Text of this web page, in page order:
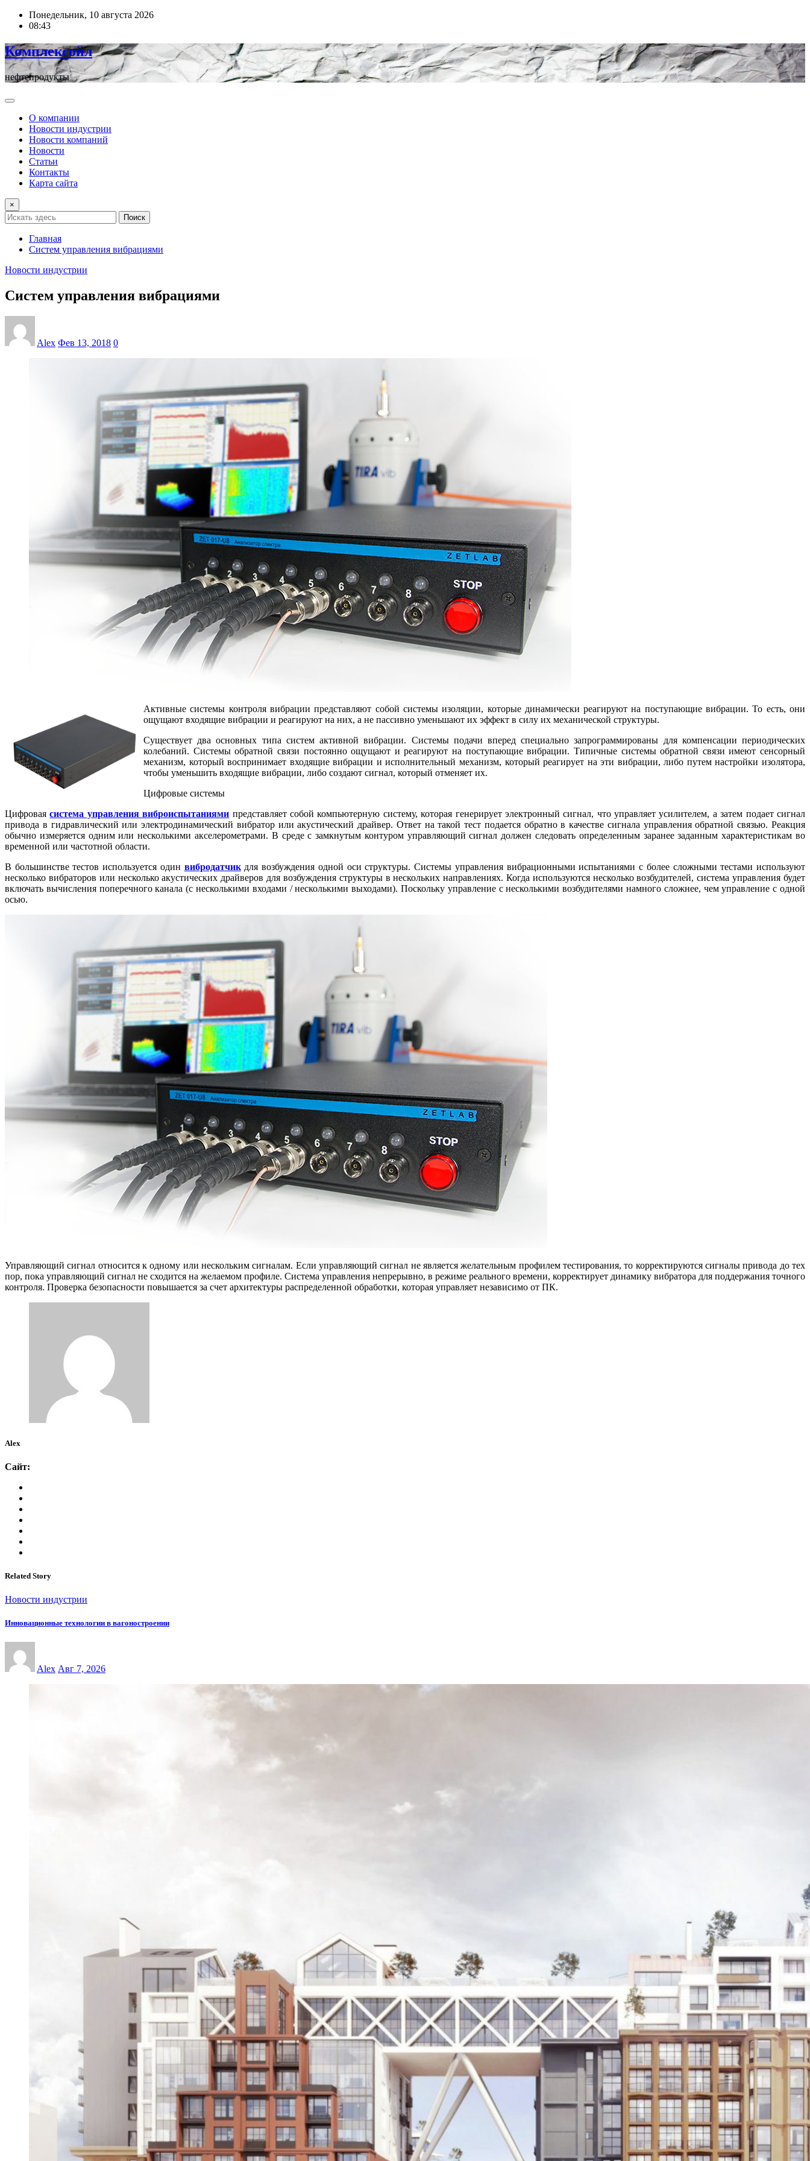
ПерейтиПонедельник, 10 августа 2026
08:43
Комплексойл
нефтепродукты
О компании
Новости индустрии
Новости компаний
Новости
Статьи
Контакты
Карта сайта
×
Поиск
Главная
Систем управления вибрациями
Новости индустрии
Систем управления вибрациями
Alex Фев 13, 2018 0
Активные системы контроля вибрации представляют собой системы изоляции, которые динамически реагируют на поступающие вибрации. То есть, они
ощущают входящие вибрации и реагируют на них, а не пассивно уменьшают их эффект в силу их механической структуры.
Существует два основных типа систем активной вибрации. Системы подачи вперед специально запрограммированы для компенсации периодических
колебаний. Системы обратной связи постоянно ощущают и реагируют на поступающие вибрации. Типичные системы обратной связи имеют сенсорный
механизм, который воспринимает входящие вибрации и исполнительный механизм, который реагирует на эти вибрации, либо путем настройки изолятора,
чтобы уменьшить входящие вибрации, либо создают сигнал, который отменяет их.
Цифровые системы
Цифроваясистема управления виброиспытаниями представляет собой компьютерную систему, которая генерирует электронный сигнал, что управляет усилителем, а затем подает сигнал
привода в гидравлический или электродинамический вибратор или акустический драйвер. Ответ на такой тест подается обратно в качестве сигнала управления обратной связью. Реакция
обычно измеряется одним или несколькими акселерометрами. В среде с замкнутым контуром управляющий сигнал должен следовать определенным заранее заданным характеристикам во
временной или частотной области.
В большинстве тестов используется один вибродатчикдля возбуждения одной оси структуры. Системы управления вибрационными испытаниями с более сложными тестами используют
несколько вибраторов или несколько акустических драйверов для возбуждения структуры в нескольких направлениях. Когда используются несколько возбудителей, система управления будет
включать вычисления поперечного канала (с несколькими входами / несколькими выходами). Поскольку управление с несколькими возбудителями намного сложнее, чем управление с одной
осью.
Управляющий сигнал относится к одному или нескольким сигналам. Если управляющий сигнал не является желательным профилем тестирования, то корректируются сигналы привода до тех
пор, пока управляющий сигнал не сходится на желаемом профиле. Система управления непрерывно, в режиме реального времени, корректирует динамику вибратора для поддержания точного
контроля. Проверка безопасности повышается за счет архитектуры распределенной обработки, которая управляет независимо от ПК.
Alex
Сайт:
Related Story
Новости индустрии
Инновационные технологии в вагоностроении
Alex Авг 7, 2026